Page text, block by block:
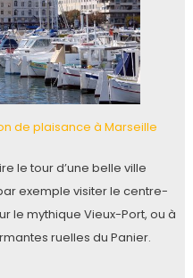
de plaisance à Marseille
le tour d’une belle ville
exemple visiter le centre-
le mythique Vieux-Port, ou à
ruelles du Panier.